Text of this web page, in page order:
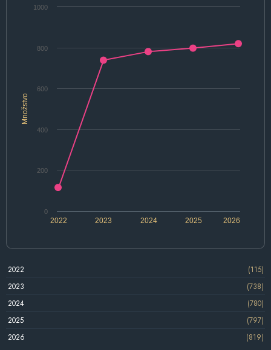
Množstvo
2025
2022 2023 2024 2026
0
200
400
600
800
1000
2022
(115)
2023
(738)
2024
(780)
2025
(797)
2026
(819)